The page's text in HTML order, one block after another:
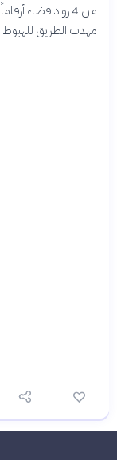
من 4 رواد فضاء
مهدت الطريق للهبوط